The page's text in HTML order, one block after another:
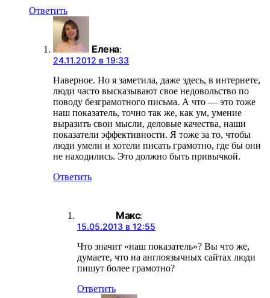
Ответить
Елена:
24.11.2012 в 19:33
Наверное. Но я заметила, даже здесь, в интернете,
люди часто высказывают свое недовольство по
поводу безграмотного письма. А что — это тоже
наш показатель, точно так же, как ум, умение
выразить свои мысли, деловые качества, наши
показатели эффективности. Я тоже за то, чтобы
люди умели и хотели писать грамотно, где бы они
не находились. Это должно быть привычкой.
Ответить
Макс:
15.05.2013 в 12:55
Что значит «наш показатель»? Вы что же,
думаете, что на англоязычных сайтах люди
пишут более грамотно?
Ответить